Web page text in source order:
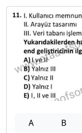
A B